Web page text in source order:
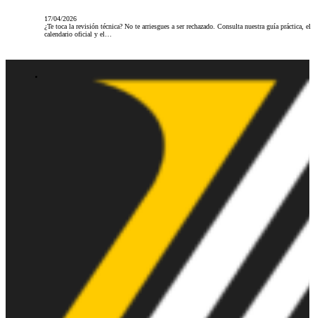
17/04/2026
¿Te toca la revisión técnica? No te arriesgues a ser rechazado. Consulta nuestra guía práctica, el
calendario oficial y el…